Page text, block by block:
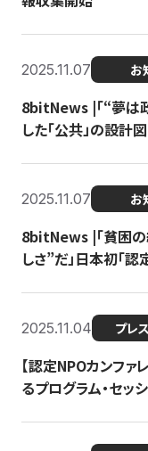
2025.11.07 お
8bitNews |「“夢
した「公共」の設計図
2025.11.07 お
8bitNews |「貧困の
しさ”だ」日本初「
2025.11.04 プレ
【認定NPOカンフ
るプログラム・セッ